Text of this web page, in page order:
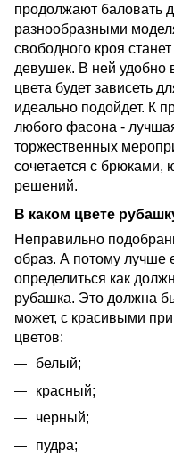
продолжают баловать
разнообразными
свободного кроя
девушек. В ней удобно
цвета будет зависеть
идеально подойдет. К
любого фасона -
торжественных
сочетается с брюками,
решений.
В каком цвете
Неправильно
образ. А потому лучше
определиться как
рубашка. Это должна
может, с красивыми
цветов:
белый;
красный;
черный;
пудра;